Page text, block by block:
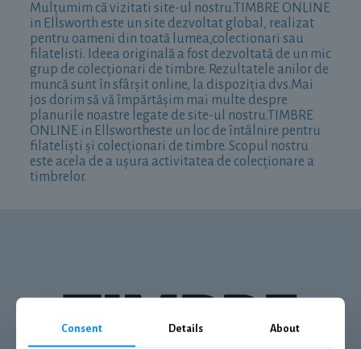
Mulțumim că vizitati site-ul nostru.TIMBRE ONLINE
in Ellsworth este un site dezvoltat global, realizat
pentru oameni din toată lumea,colectionari sau
filatelisti. Ideea originală a fost dezvoltată de un mic
grup de colecționari de timbre. Rezultatele anilor de
muncă sunt în sfârșit online, la dispoziția dvs.Mai
jos dorim să vă împărtășim mai multe despre
planurile noastre legate de site-ul nostru.TIMBRE
ONLINE in Ellswortheste un loc de întâlnire pentru
filateliști și colecționari de timbre. Scopul nostru
este acela de a ușura activitatea de colecționare a
timbrelor.
Consent Details About